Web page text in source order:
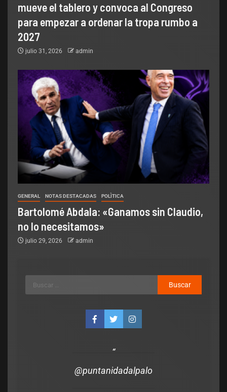
mueve el tablero y convoca al Congreso
para empezar a ordenar la tropa rumbo a
2027
julio 31, 2026 admin
GENERAL NOTAS DESTACADAS POLÌTICA
Bartolomé Abdala: «Ganamos sin Claudio,
no lo necesitamos»
julio 29, 2026 admin
@puntanidadalpalo